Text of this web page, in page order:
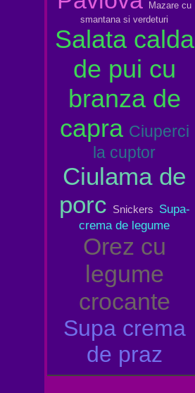
Mazare cu
smantana si verdeturi
Salata calda
de pui cu
branza de
capra Ciuperci
la cuptor
Ciulama de
porc
Snickers
Supa-
crema de legume
Orez cu
legume
crocante
Supa crema
de praz